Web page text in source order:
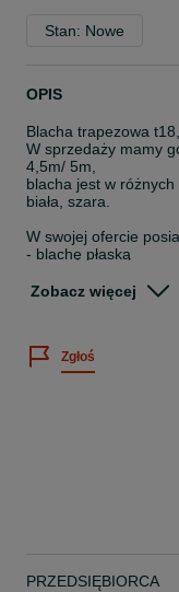
Stan: Nowe
OPIS
Blacha trapezowa
W sprzedaży mamy
4,5m/ 5m,
blacha jest w
biała, szara.
W swojej ofercie
- blachę płaską
- orynnowanie
Wysyłka pod
Zobacz więcej
Zgłoś
PRZEDSIĘBIORCA